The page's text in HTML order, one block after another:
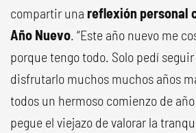
compartir una reflexión personal
Año Nuevo. “Este año nuevo me
porque tengo todo. Solo pedí
disfrutarlo muchos muchos años
todos un hermoso comienzo de
pegue el viejazo de valorar la